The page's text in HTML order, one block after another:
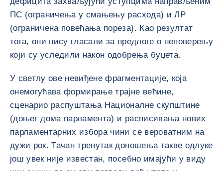
ПС (ограничења у смањењу расхода) и ЛР
(ограничена повећања пореза). Као резултат
тога, они нису гласали за предлоге о неповерењу
који су уследили након одобрења буџета.
У светлу ове невиђене фрагментације, која
онемогућава формирање трајне већине,
сценарио распуштања Националне скупштине
(доњег дома парламента) и расписивања нових
парламентарних избора чини се вероватним на
дужи рок. Тачан тренутак доношења такве одлуке
још увек није известан, посебно имајући у виду